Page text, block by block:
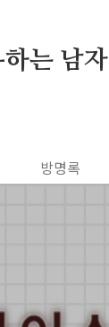
는 남자
방명록